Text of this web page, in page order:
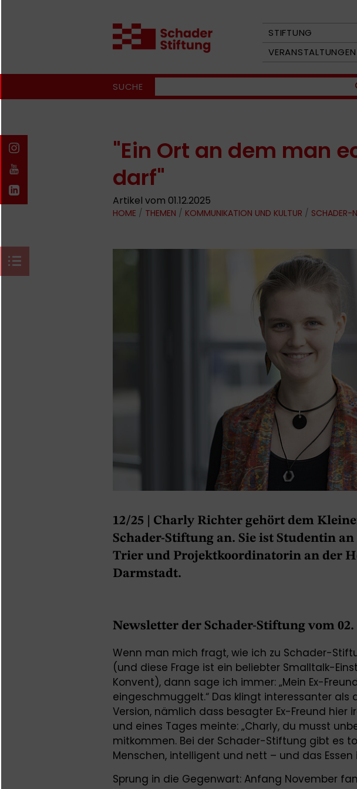
STIFTUNG
VERANSTALTUNGEN
SUCHE
"Ein Ort an dem man
darf"
Artikel vom 01.12.2025
HOME / THEMEN / KOMMUNIKATION UND KULTUR / SCHADER-
12/25 | Charly Richter gehört dem
Schader-Stiftung an. Sie ist Studentin
Trier und Projektkoordinatorin an der
Darmstadt.
Newsletter der Schader-Stiftung vom 02.
Wenn man mich fragt, wie ich zu Schader-
(und diese Frage ist ein beliebter Smalltalk-
Konvent), dann sage ich immer: „Mein Ex-
eingeschmuggelt.“ Das klingt interessanter als
Version, nämlich dass besagter Ex-Freund hier
und eines Tages meinte: „Charly, du musst
mitkommen. Bei der Schader-Stiftung gibt es
Menschen, intelligent und nett – und das Essen
Sprung in die Gegenwart: Anfang November